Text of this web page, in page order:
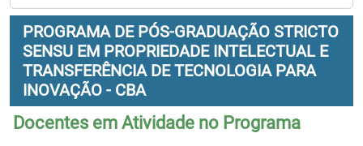
PROGRAMA DE PÓS-GRADUAÇÃO STRICTO
SENSU EM PROPRIEDADE INTELECTUAL E
TRANSFERÊNCIA DE TECNOLOGIA PARA
INOVAÇÃO - CBA
Docentes em Atividade no Programa